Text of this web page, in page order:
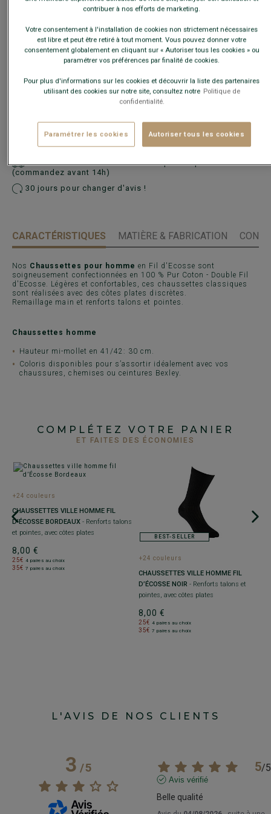
Voir la disponibilité en magasin
Livré en 24h ouvrées avec Chronopost Express
(commandez avant 14h)
30 jours pour changer d'avis !
CARACTÉRISTIQUES MATIÈRE & FABRICATION
Nos Chaussettes pour homme en Fil d'Ecosse sont
soigneusement confectionnées en 100 % Pur Coton - Double Fil
d'Ecosse. Légères et confortables, ces chaussettes classiques
sont réalisées avec des côtes plates discrètes.
Remaillage main et renforts talons et pointes.
Chaussettes homme
Hauteur mi-mollet en 41/42: 30 cm.
Coloris disponibles pour s’assortir idéalement avec vos
chaussures, chemises ou ceintures Bexley.
COMPLÉTEZ VOTRE PANIER
ET FAITES DES ÉCONOMIES
+24 couleurs
CHAUSSETTES VILLE HOMME FIL
D’ÉCOSSE BORDEAUX - Renforts talons
et pointes, avec côtes plates
8,00 €
25€ 4 paires au choix
35€ 7 paires au choix
BEST-SELLER
+24 couleurs
CHAUSSETTES VILLE HOMME FIL
D’ÉCOSSE NOIR - Renforts talons et
pointes, avec côtes plates
8,00 €
25€ 4 paires au choix
35€ 7 paires au choix
L'AVIS DE NOS CLIENTS
3/5 5/5
Avis vérifié
Belle qualité
contribuer à nos efforts de marketing.
Votre consentement à l'installation de cookies non strictement nécessaires
est libre et peut être retiré à tout moment. Vous pouvez donner votre
consentement globalement en cliquant sur « Autoriser tous les cookies » ou
paramétrer vos préférences par finalité de cookies.
Pour plus d'informations sur les cookies et découvrir la liste des partenaires
utilisant des cookies sur notre site, consultez notre Politique de
confidentialité.
Paramétrer les cookies Autoriser tous les cookies